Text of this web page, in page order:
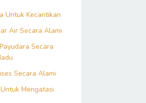
Untuk Kecantikan
Air Secara Alami
Secara
Secara Alami
Mengatasi